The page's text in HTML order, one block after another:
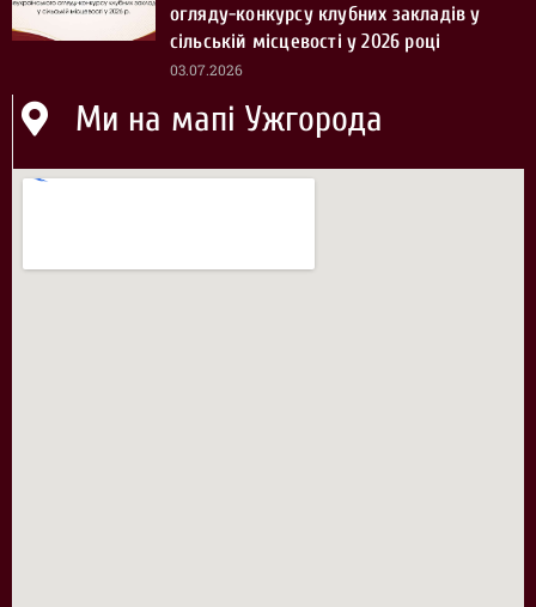
огляду-конкурсу клубних закладів у
сільській місцевості у 2026 році
03.07.2026
Ми на мапі Ужгорода